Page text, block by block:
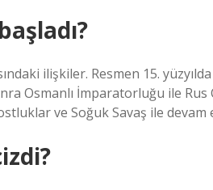
ilişkiler. Resmen 15.
Osmanlı İmparatorluğu ile
ve Soğuk Savaş ile devam